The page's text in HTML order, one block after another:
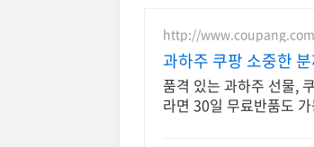
http://www.coupang.com
과하주 쿠팡 소중한
품격 있는 과하주 선물,
라면 30일 무료반품도